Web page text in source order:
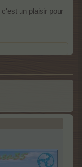
c'est un plaisir pour